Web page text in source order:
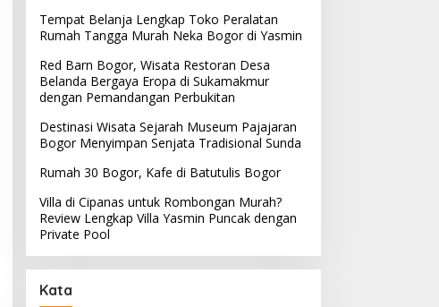
Tempat Belanja Lengkap Toko Peralatan
Rumah Tangga Murah Neka Bogor di Yasmin
Red Barn Bogor, Wisata Restoran Desa
Belanda Bergaya Eropa di Sukamakmur
dengan Pemandangan Perbukitan
Destinasi Wisata Sejarah Museum Pajajaran
Bogor Menyimpan Senjata Tradisional Sunda
Rumah 30 Bogor, Kafe di Batutulis Bogor
Villa di Cipanas untuk Rombongan Murah?
Review Lengkap Villa Yasmin Puncak dengan
Private Pool
Kata